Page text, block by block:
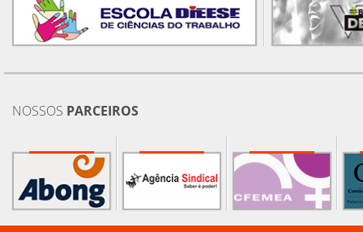
NOSSOS PARCEIROS